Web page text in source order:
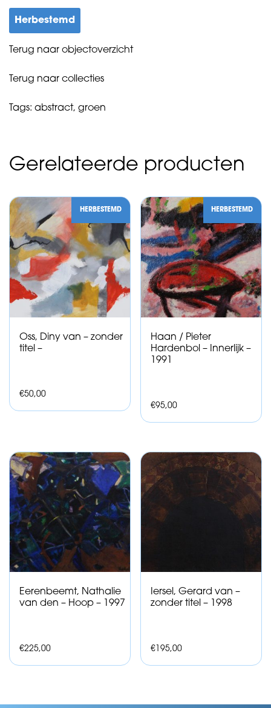
Herbestemd
Terug naar objectoverzicht
Terug naar collecties
Tags: abstract, groen
Gerelateerde producten
HERBESTEMD
Oss, Diny van – zonder
titel –
€50,00
HERBESTEMD
Haan / Pieter
Hardenbol – Innerlijk –
1991
€95,00
Eerenbeemt, Nathalie
van den – Hoop – 1997
€225,00
Iersel, Gerard van –
zonder titel – 1998
€ 195,00